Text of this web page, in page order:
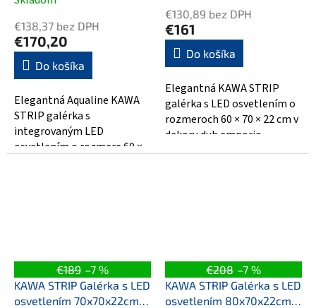
€138,37 bez DPH
€170,20
Do košíka
Elegantná Aqualine KAWA
STRIP galérka s
integrovaným LED
osvetlením o rozmere 60 ×
hodnotenie
produktu
je
5,0
z
5
hviezdičiek.
€130,89 bez DPH
€161
Do košíka
Elegantná KAWA STRIP
galérka s LED osvetlením o
rozmeroch 60 × 70 × 22 cm v
dekoru dub emporio.
Vyrobená z MDF / lamina,
€189 –7 %
KAWA STRIP Galérka s LED
osvetlením 70x70x22cm,
€208 –7 %
KAWA STRIP Galérka s LED
osvetlením 80x70x22cm,